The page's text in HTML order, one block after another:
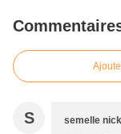
S semelle